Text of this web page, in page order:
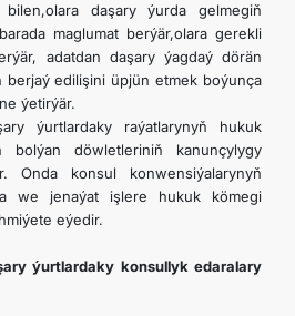
bilen,olara daşary ýurda gelmegiň
maglumat berýär,olara gerekli
adatdan daşary ýagdaý dörän
berjaý edilişini üpjün etmek boýunça
ýetirýär.
ýurtlardaky raýatlarynyň hukuk
döwletleriniň kanunçylygy
Onda konsul konwensiýalarynyň
we jenaýat işlere hukuk kömegi
eýedir.
ýurtlardaky konsullyk edaralary